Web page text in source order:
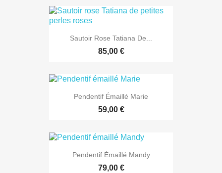
Sautoir Rose Tatiana De...
85,00 €
Pendentif Émaillé Marie
59,00 €
Pendentif Émaillé Mandy
79,00 €